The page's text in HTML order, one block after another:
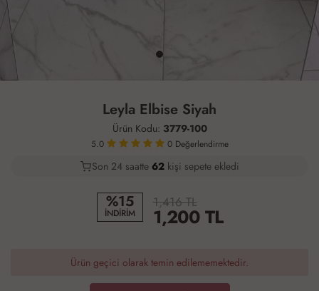
Leyla Elbise Siyah
Ürün Kodu: 3779-100
5.0 0 Değerlendirme
39
Son 24 saatte 64 kişi sepete ekledi
27
%15
İNDİRİM
1,416 TL
1,200TL
Ürün geçici olarak temin edilememektedir.